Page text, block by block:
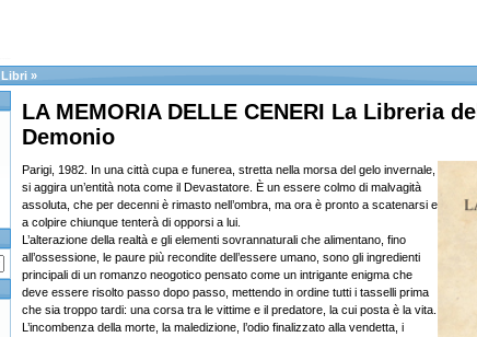
Libri »
LA MEMORIA DELLE CENERI La Libreria del
Demonio
Parigi, 1982. In una città cupa e funerea, stretta nella morsa del gelo invernale,
si aggira un’entità nota come il Devastatore. È un essere colmo di malvagità
assoluta, che per decenni è rimasto nell’ombra, ma ora è pronto a scatenarsi e
a colpire chiunque tenterà di opporsi a lui.
L’alterazione della realtà e gli elementi sovrannaturali che alimentano, fino
all’ossessione, le paure più recondite dell’essere umano, sono gli ingredienti
principali di un romanzo neogotico pensato come un intrigante enigma che
deve essere risolto passo dopo passo, mettendo in ordine tutti i tasselli prima
che sia troppo tardi: una corsa tra le vittime e il predatore, la cui posta è la vita.
L’incombenza della morte, la maledizione, l’odio finalizzato alla vendetta, i